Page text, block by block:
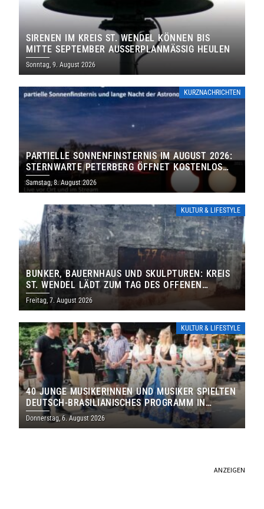
SIRENEN IM KREIS ST. WENDEL KÖNNEN BIS
MITTE SEPTEMBER AUSSERPLANMÄSSIG HEULEN
Sonntag, 9. August 2026
KURZNACHRICHTEN
PARTIELLE SONNENFINSTERNIS IM AUGUST 2026:
STERNWARTE PETERBERG ÖFFNET KOSTENLOS
IHRE TORE
Samstag, 8. August 2026
KULTUR & LIFESTYLE
BUNKER, BAUERNHAUS UND SKULPTUREN: KREIS
ST. WENDEL LÄDT ZUM TAG DES OFFENEN
DENKMALS EIN
Freitag, 7. August 2026
KULTUR & LIFESTYLE
40 JUNGE MUSIKERINNEN UND MUSIKER SPIELTEN
DEUTSCH-BRASILIANISCHES PROGRAMM IN
THOLEY
Donnerstag, 6. August 2026
ANZEIGEN